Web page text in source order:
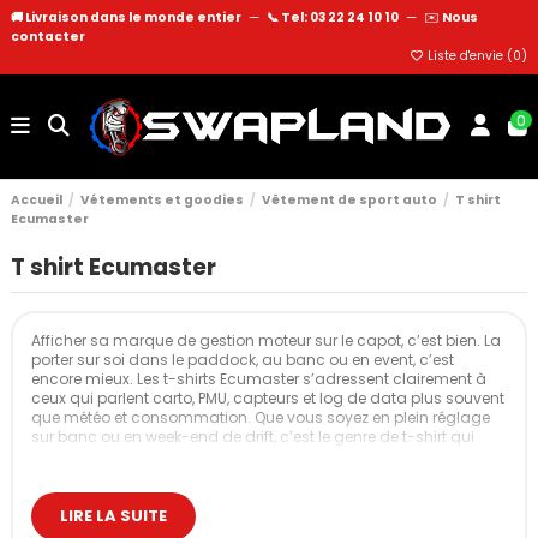
🚚 Livraison dans le monde entier — 📞 Tel: 03 22 24 10 10 — ✉️ Nous
contacter
Liste d'envie (0)
0
Accueil Vétements et goodies Vêtement de sport auto
T shirt
Ecumaster
T shirt Ecumaster
Afficher sa marque de gestion moteur sur le capot, c’est bien. La
porter sur soi dans le paddock, au banc ou en event, c’est
encore mieux. Les t-shirts Ecumaster s’adressent clairement à
ceux qui parlent carto, PMU, capteurs et log de data plus souvent
que météo et consommation. Que vous soyez en plein réglage
sur banc ou en week-end de drift, c’est le genre de t-shirt qui
Nos t-shirts Ecumaster
Les t-shirts Ecumaster proposés restent dans la logique de la
LIRE LA SUITE